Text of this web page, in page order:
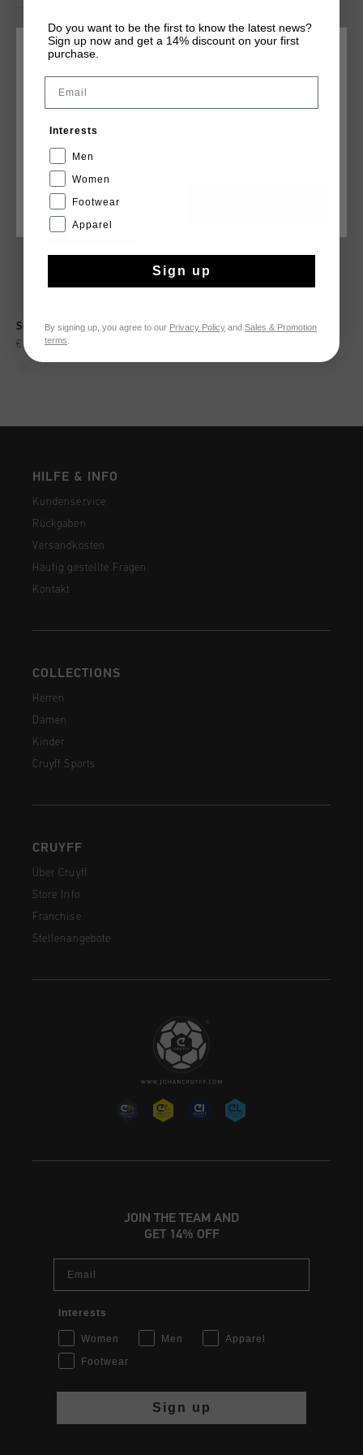
DAS KÖNNTE IHNEN AUCH GEFALLEN
Superbia
€ 89,95 € 129,95
HILFE & INFO
Kundenservice
Rückgaben
Versandkosten
Häufig gestellte Fragen
Kontakt
COLLECTIONS
Herren
Damen
Kinder
Cruyff Sports
CRUYFF
Über Cruyff
Store Info
Franchise
Stellenangebote
JOIN THE TEAM AND
GET 14% OFF
Interests
Women Men
Apparel
Footwear
Sign up
WÄHLEN SIE IHREN STANDORT UND IHRE SPRACHE
CANCEL
Do you want to be the first to know the latest news?
Sign up now and get a 14% discount on your first
purchase.
Interests
Men
Women
Footwear
Apparel
Sign up
By signing up, you agree to our Privacy Policy and Sales & Promotion
terms